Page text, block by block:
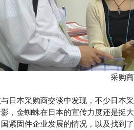
采购
本采购商交谈中发现，不少日本采
，金蜘蛛在日本的宣传力度还是挺
紧固件企业发展的情况，以及找到